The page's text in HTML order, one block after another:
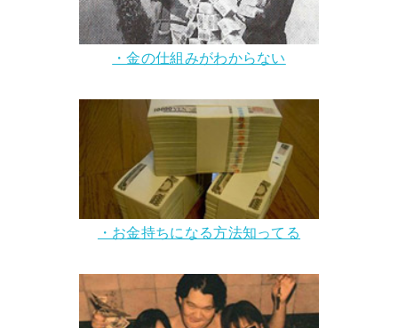
・金の仕組みがわからない
・お金持ちになる方法知ってる